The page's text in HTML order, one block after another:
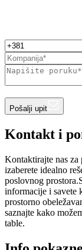
Pošalji upit
Kontakt i
Kontaktirajte nas za
izaberete idealno
poslovnog
informacije i savete
prostorno
saznajte kako
table.